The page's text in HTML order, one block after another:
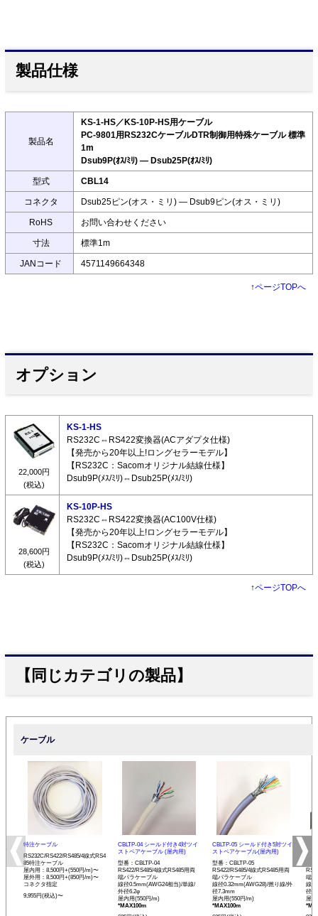
製品仕様
製品名
KS-1-HS／KS-10P-HS用ケーブル
PC-9801用RS232CケーブルDTR制御用特殊ケーブル 標準
1m
Dsub9P(ｵｽ/ﾐﾘ) ― Dsub25P(ｵｽ/ﾐﾘ)
型式 CBL14
コネクタ Dsub25ピン(オス・ミリ) ― Dsub9ピン(オス・ミリ)
RoHS お問い合わせください
寸法 標準1m
JANコード 4571149664348
↑ページTOPへ
オプション
22,000円
(税込)
KS-1-HS
RS232C⇔RS422変換器(ACアダプタ仕様)
【発売から20年以上!ロングセラーモデル】
【RS232C：Sacomオリジナル結線仕様】
Dsub9P(ﾒｽ/ﾐﾘ)⇔Dsub25P(ﾒｽ/ﾐﾘ)
28,600円
(税込)
KS-10P-HS
RS232C⇔RS422変換器(AC100V仕様)
【発売から20年以上!ロングセラーモデル】
【RS232C：Sacomオリジナル結線仕様】
Dsub9P(ﾒｽ/ﾐﾘ)⇔Dsub25P(ﾒｽ/ﾐﾘ)
↑ページTOPへ
【同じカテゴリの製品】
ケーブル
特注ケーブル
RS232C/RS422/RS485/4線式RS4
85特注ケーブル
屋内用：8,500円+(550円/m)〜
屋外用：8,500円+(850円/m)〜
コネクタ指定
9,955円(税込)〜
CBLTP-04 シールド付き4対ツイ
ストペアケーブル (屋内用)
型番：CBLTP-04
RS422/RS485/4線式RS485用両
端バラケーブル
線径0.5mm(AWG24相当)/単線/
外径6.2φ
屋内用(550円/m)
*MAX100m
CBLTP-05 シールド付き5対ツイ
ストペアケーブル(屋内用)
型番：CBLTP-05
RS422/RS485/4線式RS485用両
端バラケーブル
線径0.32mm(AWG28)/撚り線/外
径7.3mm
屋内用(550円/m)
*MAX100m
イ
端
線
径
屋